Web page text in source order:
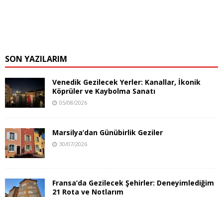
SON YAZILARIM
Venedik Gezilecek Yerler: Kanallar, İkonik
Köprüler ve Kaybolma Sanatı
05/08/2026
Marsilya’dan Günübirlik Geziler
30/07/2026
Fransa’da Gezilecek Şehirler: Deneyimlediğim
21 Rota ve Notlarım